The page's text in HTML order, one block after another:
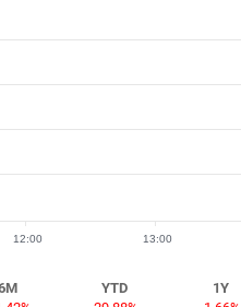
12:00 13:00
YTD
1Y